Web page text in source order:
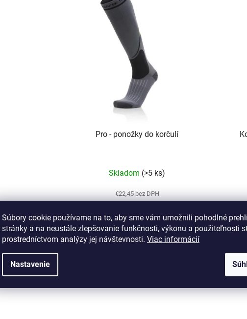
Súbory cookie používame na to, aby sme vám umožnili pohodlné
stránky a na neustále zlepšovanie funkčnosti, výkonu a použiteľnosti
prostredníctvom analýzy jej návštevnosti. Viac informácií
Nastavenie
Pro - ponožky do korčulí
hodnotenie
produktu
5,0
z
5
Skladom (>5 ks)
€22,45 bez DPH
DETAIL
Kód:10852/L